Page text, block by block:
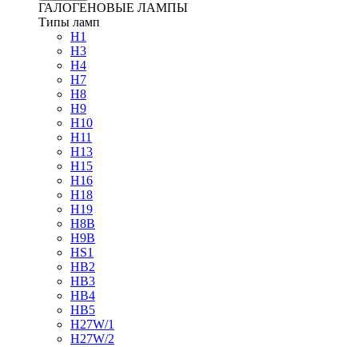
ГАЛОГЕНОВЫЕ ЛАМПЫ
Типы ламп
H1
H3
H4
H7
H8
H9
H10
H11
H13
H15
H16
H18
H19
H8B
H9B
HS1
HB2
HB3
HB4
HB5
H27W/1
H27W/2